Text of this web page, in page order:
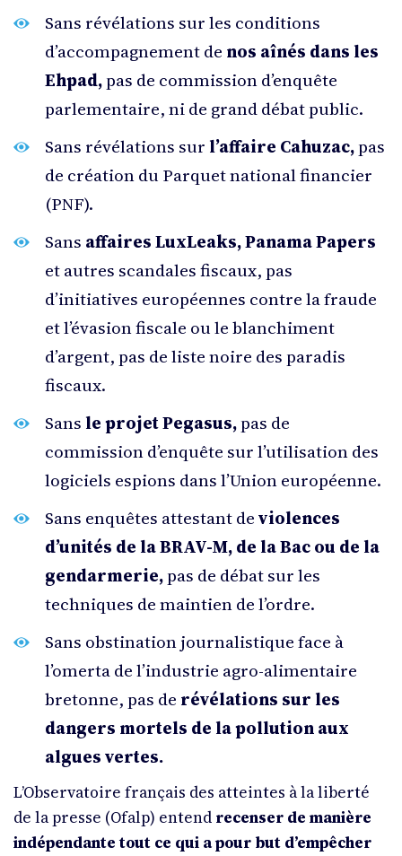
Sans révélations sur les conditions
d’accompagnement de nos aînés dans les
Ehpad,pas de commission d’enquête
parlementaire, ni de grand débat public.
Sans révélations sur l’affaire Cahuzac,pas
de création du Parquet national financier
(PNF).
Sans affaires LuxLeaks, Panama Papers
et autres scandales fiscaux, pas
d’initiatives européennes contre la fraude
et l’évasion fiscale ou le blanchiment
d’argent, pas de liste noire des paradis
fiscaux.
Sans le projet Pegasus,pas de
commission d’enquête sur l’utilisation des
logiciels espions dans l’Union européenne.
Sans enquêtes attestant deviolences
d’unités de la BRAV-M, de la Bac ou de la
gendarmerie,pas de débat sur les
techniques de maintien de l’ordre.
Sans obstination journalistique face à
l’omerta de l’industrie agro-alimentaire
bretonne, pas de révélations sur les
dangers mortels de la pollution aux
algues vertes.
L’Observatoire français des atteintes à la liberté
de la presse (Ofalp) entend recenser de manière
indépendante tout ce qui a pour but d’empêcher